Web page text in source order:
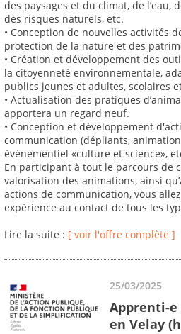
des paysages et du climat, de l’eau,
des risques naturels, etc.
• Conception de nouvelles activités
protection de la nature et des
• Création et développement des
la citoyenneté environnementale,
publics jeunes et adultes, scolaires
• Actualisation des pratiques
apportera un regard neuf.
• Conception et développement
communication (dépliants,
événementiel «culture et science»,
En participant à tout le parcours de
valorisation des animations, ainsi
actions de communication, vous
expérience au contact de tous les
Lire la suite : [ voir l'offre complète ]
25/03/2025
Apprenti-e
en Velay